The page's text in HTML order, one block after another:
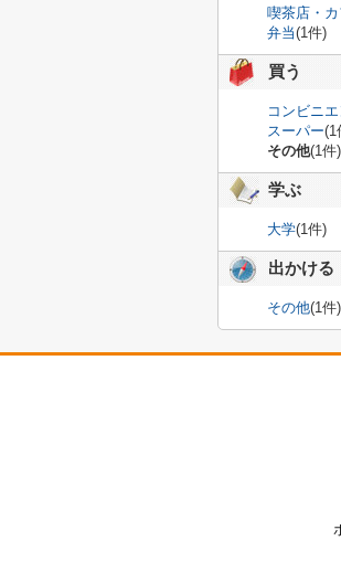
喫茶店・カ
弁当(1件)
買う
コンビニ
スーパー(1
その他(1件)
学ぶ
大学(1件)
出かける
その他(1件)